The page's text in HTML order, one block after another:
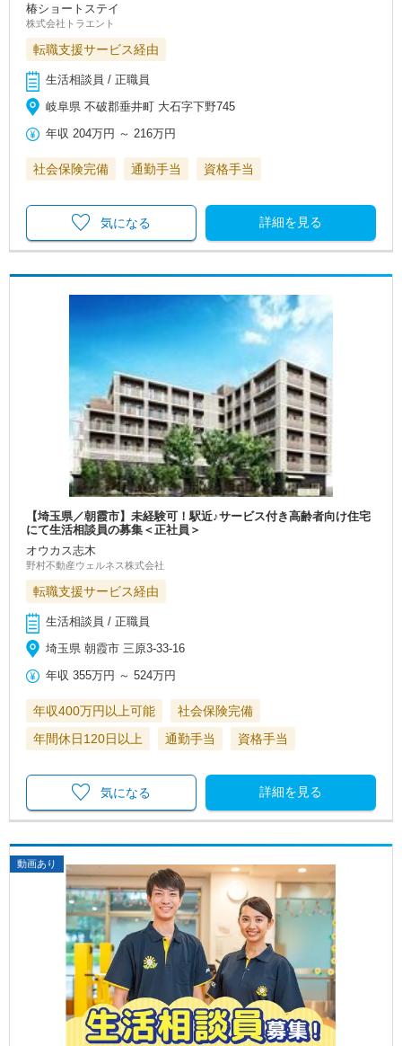
椿ショートステイ
株式会社トラエント
転職支援サービス経由
生活相談員 / 正職員
岐阜県 不破郡垂井町 大石字下野745
年収 204万円 ～ 216万円
社会保険完備 通勤手当 資格手当
詳細を見る
気になる
【埼玉県／朝霞市】未経験可！駅近♪サービス付き高齢者向け住宅
にて生活相談員の募集＜正社員＞
オウカス志木
野村不動産ウェルネス株式会社
転職支援サービス経由
生活相談員 / 正職員
埼玉県 朝霞市 三原3-33-16
年収 355万円 ～524万円
年収400万円以上可能
社会保険完備
年間休日120日以上
通勤手当 資格手当
詳細を見る
気になる
動画あり